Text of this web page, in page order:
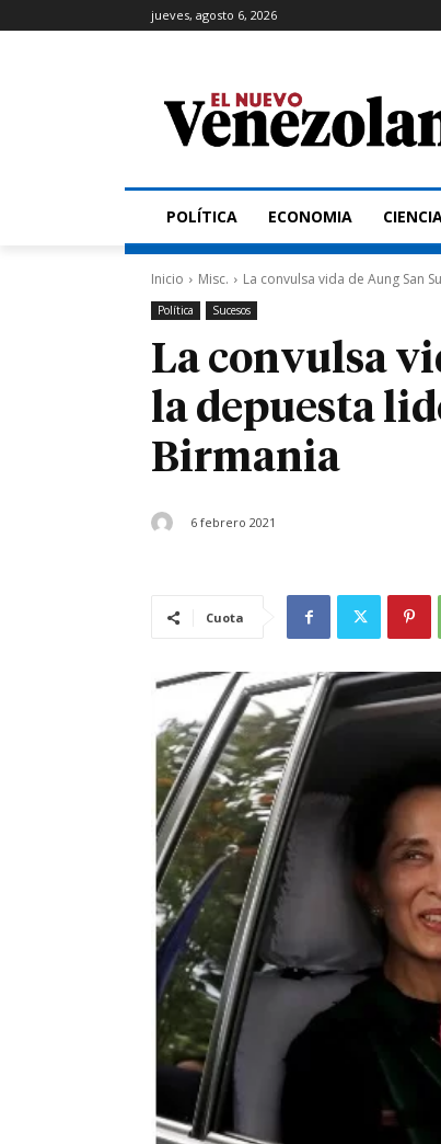
jueves, agosto 6, 2026
POLÍTICA ECONOMIA
Inicio Misc. La convulsa vida de Aung San
Política Sucesos
La convulsa
la depuesta
Birmania
6 febrero 2021
Cuota